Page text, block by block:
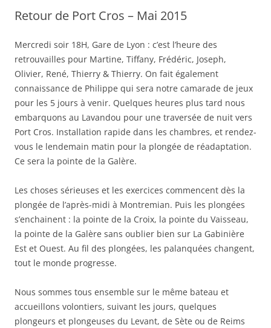
Retour de Port Cros – Mai 2015
Mercredi soir 18H, Gare de Lyon : c’est l’heure des
retrouvailles pour Martine, Tiffany, Frédéric, Joseph,
Olivier, René, Thierry & Thierry. On fait également
connaissance de Philippe qui sera notre camarade de jeux
pour les 5 jours à venir. Quelques heures plus tard nous
embarquons au Lavandou pour une traversée de nuit vers
Port Cros. Installation rapide dans les chambres, et rendez-
vous le lendemain matin pour la plongée de réadaptation.
Ce sera la pointe de la Galère.
Les choses sérieuses et les exercices commencent dès la
plongée de l’après-midi à Montremian. Puis les plongées
s’enchainent : la pointe de la Croix, la pointe du Vaisseau,
la pointe de la Galère sans oublier bien sur La Gabinière
Est et Ouest. Au fil des plongées, les palanquées changent,
tout le monde progresse.
Nous sommes tous ensemble sur le même bateau et
accueillons volontiers, suivant les jours, quelques
plongeurs et plongeuses du Levant, de Sète ou de Reims